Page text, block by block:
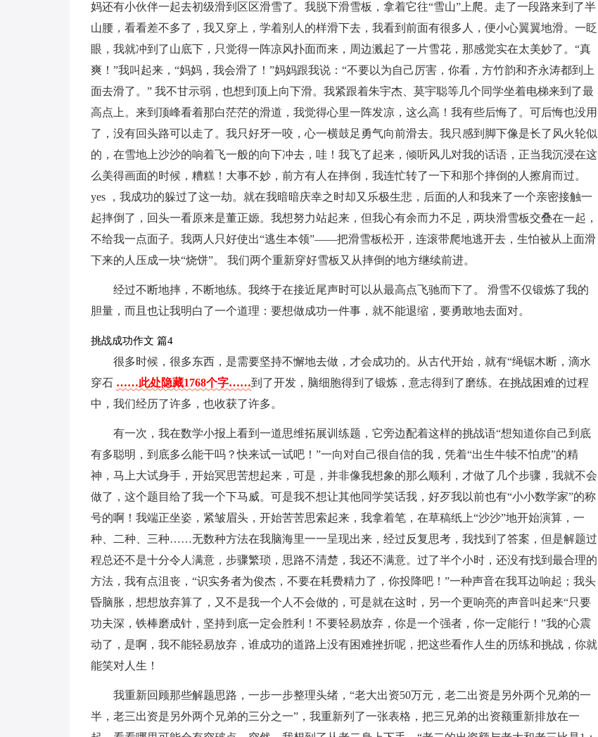
妈还有小伙伴一起去初级滑到区区滑雪了。我脱下滑雪板，拿着它往“雪山”上爬。走了一段路来到了半
山腰，看看差不多了，我又穿上，学着别人的样滑下去，我看到前面有很多人，便小心翼翼地滑。一眨
眼，我就冲到了山底下，只觉得一阵凉风扑面而来，周边溅起了一片雪花，那感觉实在太美妙了。“真
爽！”我叫起来，“妈妈，我会滑了！”妈妈跟我说：“不要以为自己厉害，你看，方竹韵和齐永涛都到上
面去滑了。” 我不甘示弱，也想到顶上向下滑。我紧跟着朱宇杰、莫宇聪等几个同学坐着电梯来到了最
高点上。来到顶峰看着那白茫茫的滑道，我觉得心里一阵发凉，这么高！我有些后悔了。可后悔也没用
了，没有回头路可以走了。我只好牙一咬，心一横鼓足勇气向前滑去。我只感到脚下像是长了风火轮似
的，在雪地上沙沙的响着飞一般的向下冲去，哇！我飞了起来，倾听风儿对我的话语，正当我沉浸在这
么美得画面的时候，糟糕！大事不妙，前方有人在摔倒，我连忙转了一下和那个摔倒的人擦肩而过。
yes ，我成功的躲过了这一劫。就在我暗暗庆幸之时却又乐极生悲，后面的人和我来了一个亲密接触一
起摔倒了，回头一看原来是董正嫄。我想努力站起来，但我心有余而力不足，两块滑雪板交叠在一起，
不给我一点面子。我两人只好使出“逃生本领”――把滑雪板松开，连滚带爬地逃开去，生怕被从上面滑
下来的人压成一块“烧饼”。 我们两个重新穿好雪板又从摔倒的地方继续前进。
经过不断地摔，不断地练。我终于在接近尾声时可以从最高点飞驰而下了。 滑雪不仅锻炼了我的
胆量，而且也让我明白了一个道理：要想做成功一件事，就不能退缩，要勇敢地去面对。
挑战成功作文 篇4
很多时候，很多东西，是需要坚持不懈地去做，才会成功的。从古代开始，就有“绳锯木断，滴水
穿石 ……此处隐藏1768个字……到了开发，脑细胞得到了锻炼，意志得到了磨练。在挑战困难的过程
中，我们经历了许多，也收获了许多。
有一次，我在数学小报上看到一道思维拓展训练题，它旁边配着这样的挑战语“想知道你自己到底
有多聪明，到底多么能干吗？快来试一试吧！”一向对自己很自信的我，凭着“出生牛犊不怕虎”的精
神，马上大试身手，开始冥思苦想起来，可是，并非像我想象的那么顺利，才做了几个步骤，我就不会
做了，这个题目给了我一个下马威。可是我不想让其他同学笑话我，好歹我以前也有“小小数学家”的称
号的啊！我端正坐姿，紧皱眉头，开始苦苦思索起来，我拿着笔，在草稿纸上“沙沙”地开始演算，一
种、二种、三种……无数种方法在我脑海里一一呈现出来，经过反复思考，我找到了答案，但是解题过
程总还不是十分令人满意，步骤繁琐，思路不清楚，我还不满意。过了半个小时，还没有找到最合理的
方法，我有点沮丧，“识实务者为俊杰，不要在耗费精力了，你投降吧！”一种声音在我耳边响起；我头
昏脑胀，想想放弃算了，又不是我一个人不会做的，可是就在这时，另一个更响亮的声音叫起来“只要
功夫深，铁棒磨成针，坚持到底一定会胜利！不要轻易放弃，你是一个强者，你一定能行！”我的心震
动了，是啊，我不能轻易放弃，谁成功的道路上没有困难挫折呢，把这些看作人生的历练和挑战，你就
能笑对人生！
我重新回顾那些解题思路，一步一步整理头绪，“老大出资50万元，老二出资是另外两个兄弟的一
半，老三出资是另外两个兄弟的三分之一”，我重新列了一张表格，把三兄弟的出资额重新排放在一